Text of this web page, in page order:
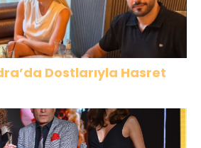
Dostlarıyla Hasret